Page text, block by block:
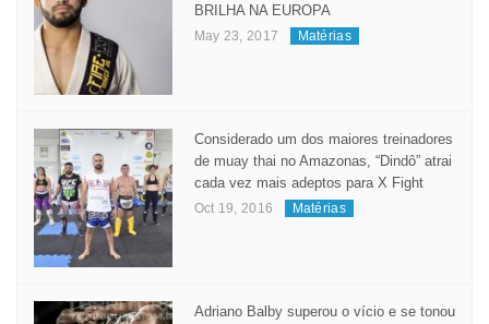
BRILHA NA EUROPA
May 23, 2017 Matérias
Considerado um dos maiores treinadores
de muay thai no Amazonas, “Dindô” atrai
cada vez mais adeptos para X Fight
Oct 19, 2016 Matérias
Adriano Balby superou o vício e se tonou